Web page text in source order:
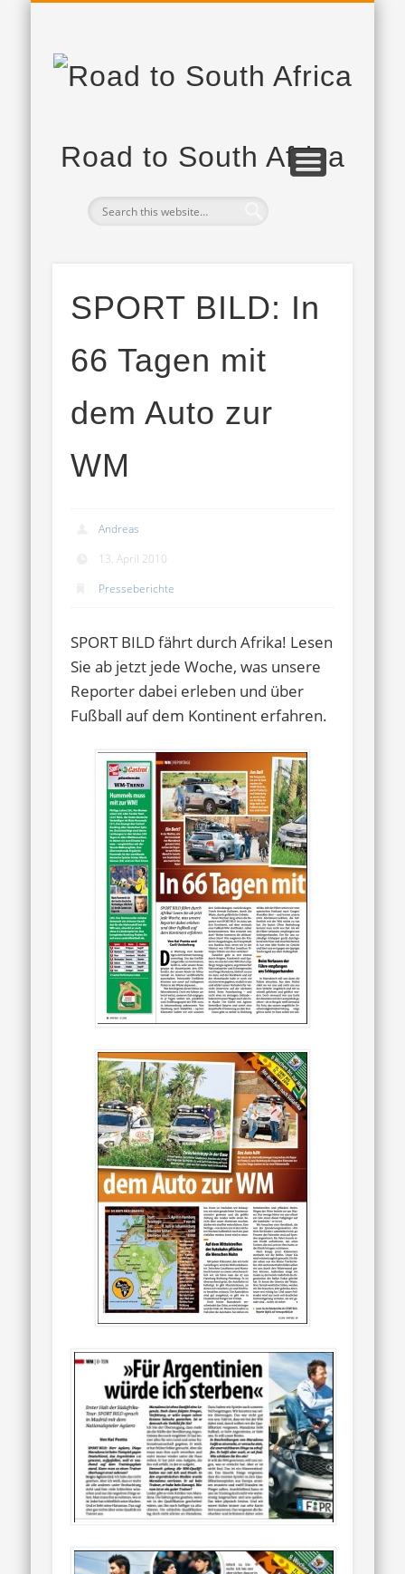
Road to South Africa
SPORT BILD: In
66 Tagen mit
dem Auto zur
WM
Andreas
13. April 2010
Presseberichte
SPORT BILD fährt durch Afrika! Lesen
Sie ab jetzt jede Woche, was unsere
Reporter dabei erleben und über
Fußball auf dem Kontinent erfahren.